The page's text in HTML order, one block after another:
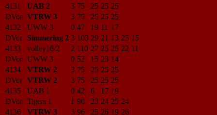
4131
UAB 2 3 75 25 25 25
DVor VTRW 3 3 75 25 25 25
4132
UWW 3 0 47 19 11 17
DVor
Simmering 2 3 103 29 21 13 25 15
4133
volley16/2 2 110 27 25 25 22 11
DVor UWW 3 0 52 15 23 14
4134
VTRW 2 3 75 25 25 25
DVor VTRW 2 3 75 25 25 25
4135
UAB 1 0 42 6 17 19
DVor Tigers 1 1 96 23 24 25 24
4136
VTRW 3 3 96 25 26 19 26